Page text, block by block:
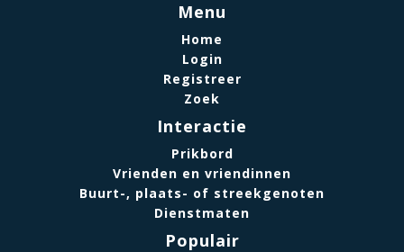
Menu
Home
Login
Registreer
Zoek
Interactie
Prikbord
Vrienden en vriendinnen
Buurt-, plaats- of streekgenoten
Dienstmaten
Populair